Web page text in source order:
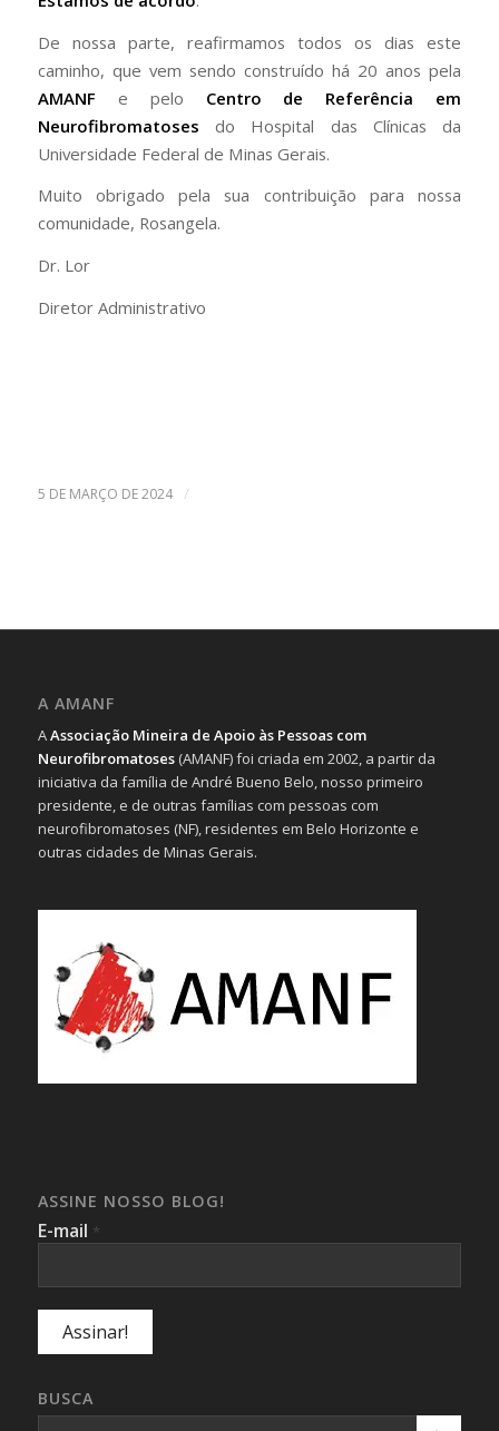
De nossa parte, reafirmamos todos os dias este
caminho, que vem sendo construído há 20 anos pela
AMANF e pelo Centro de Referência em
Neurofibromatoses do Hospital das Clínicas da
Universidade Federal de Minas Gerais.
Muito obrigado pela sua contribuição para nossa
comunidade, Rosangela.
Dr. Lor
Diretor Administrativo
5 DE MARÇO DE 2024 /
A AMANF
AAssociação Mineira de Apoio às Pessoas com
Neurofibromatoses(AMANF) foi criada em 2002, a partir da
iniciativa da família de André Bueno Belo, nosso primeiro
presidente, e de outras famílias com pessoas com
neurofibromatoses (NF), residentes em Belo Horizonte e
outras cidades de Minas Gerais.
ASSINE NOSSO BLOG!
E-mail *
BUSCA